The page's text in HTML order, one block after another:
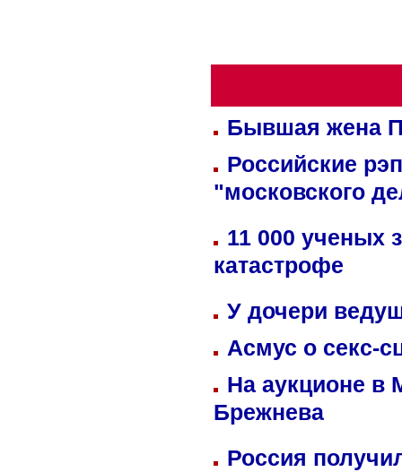
Бывшая жена
Российские
"московского
11 000 ученых
катастрофе
У дочери
Асмус о секс-
На аукционе в
Брежнева
Россия